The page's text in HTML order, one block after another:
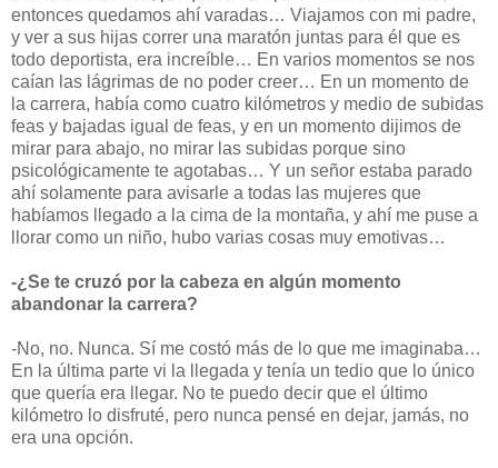
entonces quedamos ahí varadas… Viajamos con mi padre,
y ver a sus hijas correr una maratón juntas para él que es
todo deportista, era increíble… En varios momentos se nos
caían las lágrimas de no poder creer… En un momento de
la carrera, había como cuatro kilómetros y medio de subidas
feas y bajadas igual de feas, y en un momento dijimos de
mirar para abajo, no mirar las subidas porque sino
psicológicamente te agotabas… Y un señor estaba parado
ahí solamente para avisarle a todas las mujeres que
habíamos llegado a la cima de la montaña, y ahí me puse a
llorar como un niño, hubo varias cosas muy emotivas…
-¿Se te cruzó por la cabeza en algún momento
abandonar la carrera?
-No, no. Nunca. Sí me costó más de lo que me imaginaba…
En la última parte vi la llegada y tenía un tedio que lo único
que quería era llegar. No te puedo decir que el último
kilómetro lo disfruté, pero nunca pensé en dejar, jamás, no
era una opción.